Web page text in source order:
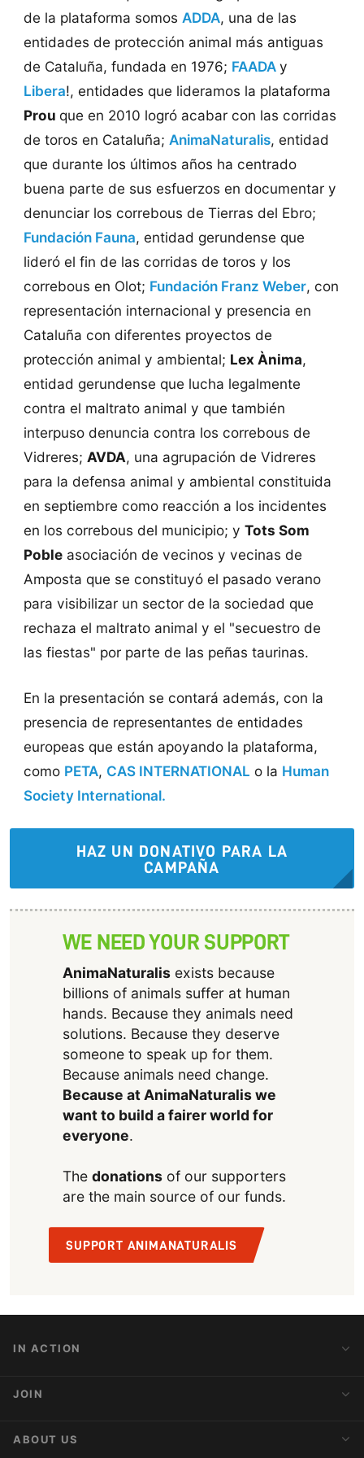
de la plataforma somos ADDA, una de las
entidades de protección animal más antiguas
de Cataluña, fundada en 1976; FAADAy
Libera!, entidades que lideramos la plataforma
Prou que en 2010 logró acabar con las corridas
de toros en Cataluña; AnimaNaturalis, entidad
que durante los últimos años ha centrado
buena parte de sus esfuerzos en documentar y
denunciar los correbous de Tierras del Ebro;
Fundación Fauna, entidad gerundense que
lideró el fin de las corridas de toros y los
correbous en Olot; Fundación Franz Weber, con
representación internacional y presencia en
Cataluña con diferentes proyectos de
protección animal y ambiental; Lex Ànima,
entidad gerundense que lucha legalmente
contra el maltrato animal y que también
interpuso denuncia contra los correbous de
Vidreres; AVDA, una agrupación de Vidreres
para la defensa animal y ambiental constituida
en septiembre como reacción a los incidentes
en los correbous del municipio; y Tots Som
Pobleasociación de vecinos y vecinas de
Amposta que se constituyó el pasado verano
para visibilizar un sector de la sociedad que
rechaza el maltrato animal y el "secuestro de
las fiestas" por parte de las peñas taurinas.
En la presentación se contará además, con la
presencia de representantes de entidades
europeas que están apoyando la plataforma,
como PETA, CAS INTERNATIONAL o la Human
Society International.
HAZ UN DONATIVO PARA LA
CAMPAÑA
WE NEED YOUR SUPPORT
AnimaNaturalisexists because
billions of animals suffer at human
hands. Because they animals need
solutions. Because they deserve
someone to speak up for them.
Because animals need change.
Because at AnimaNaturalis we
want to build a fairer world for
everyone.
The donationsof our supporters
are the main source of our funds.
SUPPORT ANIMANATURALIS
IN ACTION
Action Alerts
JOIN
Activist Network
ABOUT US